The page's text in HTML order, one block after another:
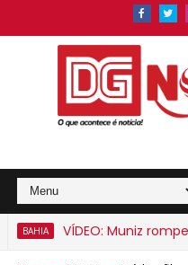
VÍDEO: Muniz rompe